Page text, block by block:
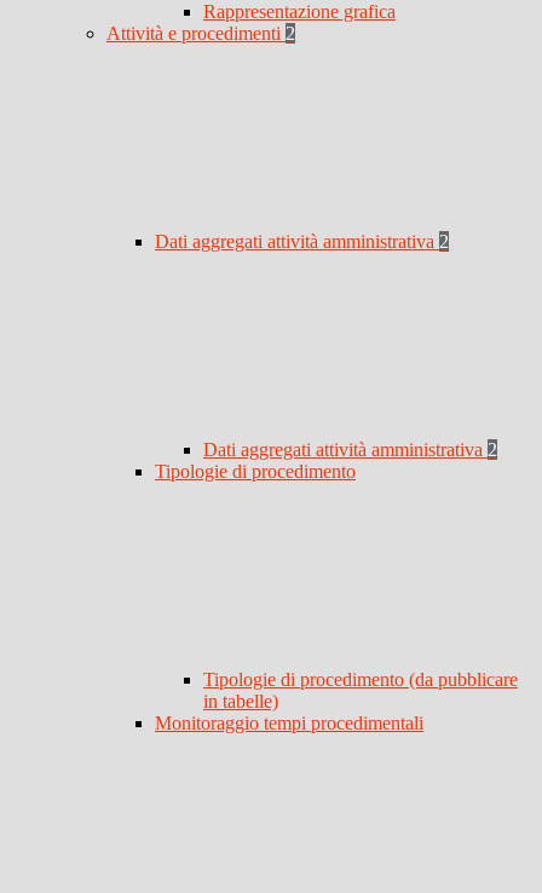
Rappresentazione grafica
Attività e procedimenti 2
Dati aggregati attività amministrativa 2
Dati aggregati attività amministrativa 2
Tipologie di procedimento
Tipologie di procedimento (da pubblicare
in tabelle)
Monitoraggio tempi procedimentali